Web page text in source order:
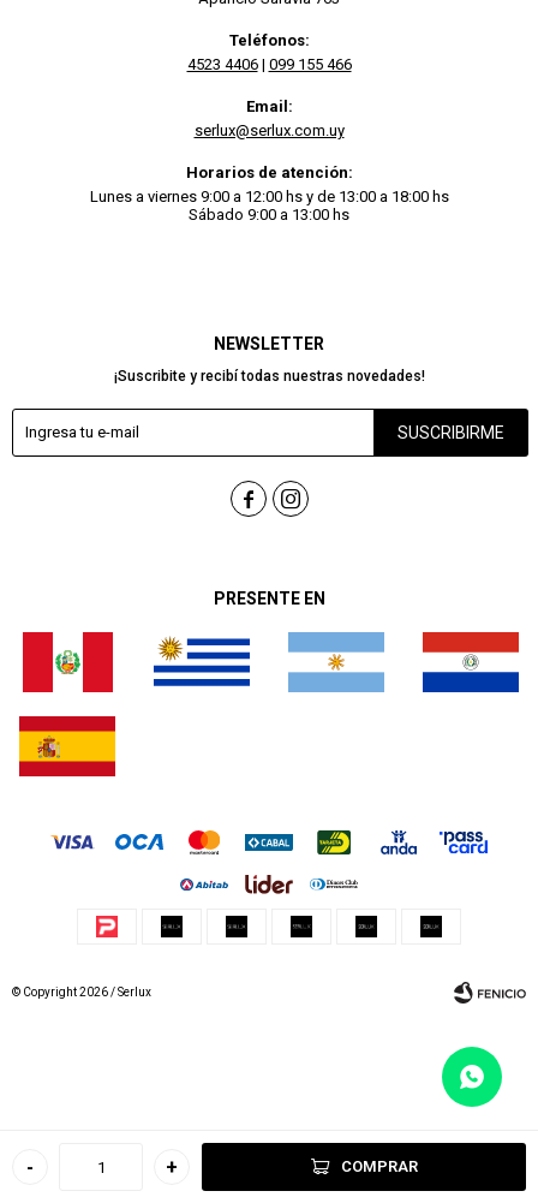
- + COMPRAR
PRESENTE EN
NEWSLETTER
¡Suscribite y recibí todas nuestras novedades!
SUSCRIBIRME
 
Teléfonos:
4523 4406| 099 155 466
Email:
serlux@serlux.com.uy
Horarios de atención:
Lunes a viernes 9:00 a 12:00 hs y de 13:00 a 18:00 hs
Sábado 9:00 a 13:00 hs
© Copyright 2026 / Serlux